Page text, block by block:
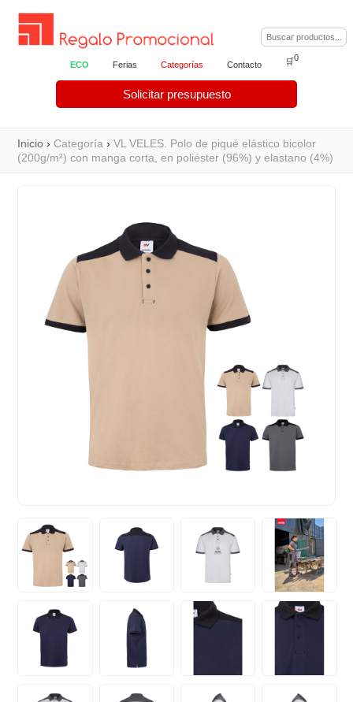
ECO Ferias Categorías Contacto
Solicitar presupuesto
🛒0
Inicio ›Categoría ›VL VELES. Polo de piqué elástico bicolor
(200g/m²) con manga corta, en poliéster (96%) y elastano (4%)